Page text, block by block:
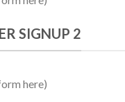
SIGNUP 2
here)